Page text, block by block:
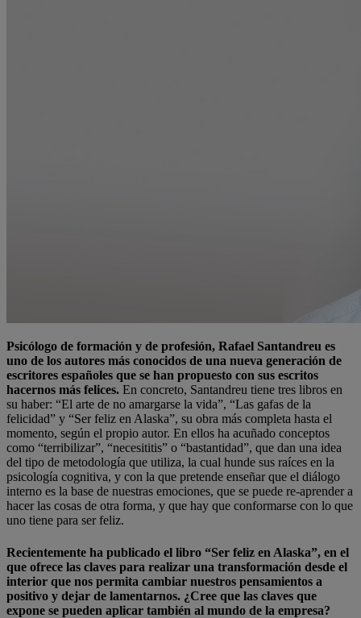
Psicólogo de formación y de profesión, Rafael Santandreu es
uno de los autores más conocidos de una nueva generación de
escritores españoles que se han propuesto con sus escritos
hacernos más felices. En concreto, Santandreu tiene tres libros en
su haber: “El arte de no amargarse la vida”, “Las gafas de la
felicidad” y “Ser feliz en Alaska”, su obra más completa hasta el
momento, según el propio autor. En ellos ha acuñado conceptos
como “terribilizar”, “necesititis” o “bastantidad”, que dan una idea
del tipo de metodología que utiliza, la cual hunde sus raíces en la
psicología cognitiva, y con la que pretende enseñar que el diálogo
interno es la base de nuestras emociones, que se puede re-aprender a
hacer las cosas de otra forma, y que hay que conformarse con lo que
uno tiene para ser feliz.
Recientemente ha publicado el libro “Ser feliz en Alaska”, en el
que ofrece las claves para realizar una transformación desde el
interior que nos permita cambiar nuestros pensamientos a
positivo y dejar de lamentarnos. ¿Cree que las claves que
expone se pueden aplicar también al mundo de la empresa?